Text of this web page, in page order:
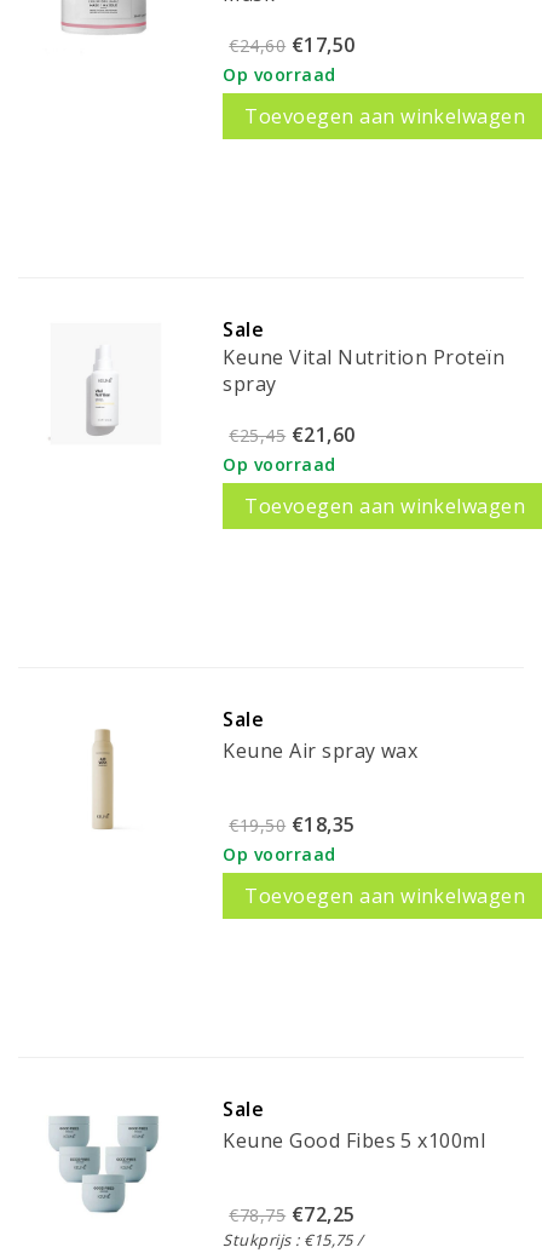
€24,60 €17,50
Op voorraad
Toevoegen aan winkelwagen
Sale
Keune Vital Nutrition Proteïn
spray
€25,45 €21,60
Op voorraad
Toevoegen aan winkelwagen
Sale
Keune Air spray wax
€19,50 €18,35
Op voorraad
Toevoegen aan winkelwagen
Sale
Keune Good Fibes 5 x100ml
€78,75 €72,25
Stukprijs : €15,75 /